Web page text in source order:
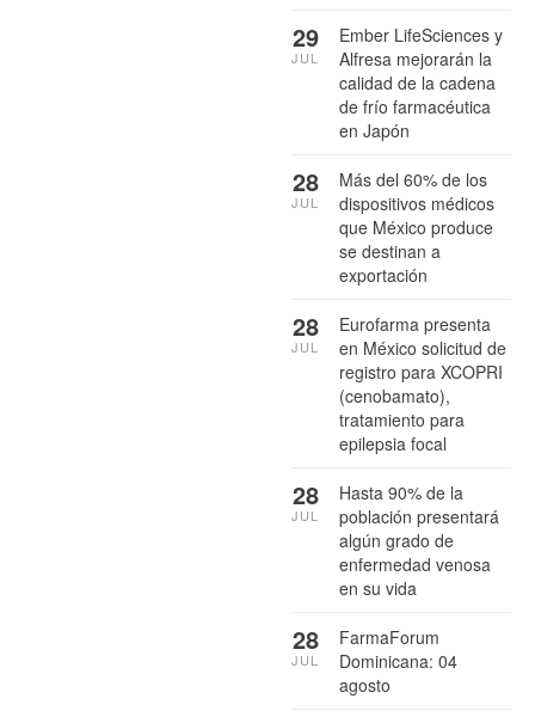
Ember LifeSciences y
Alfresa mejorarán la
calidad de la cadena
de frío farmacéutica
en Japón
29
JUL
Más del 60% de los
dispositivos médicos
que México produce
se destinan a
exportación
28
JUL
Eurofarma presenta
en México solicitud de
registro para XCOPRI
(cenobamato),
tratamiento para
epilepsia focal
28
JUL
Hasta 90% de la
población presentará
algún grado de
enfermedad venosa
en su vida
28
JUL
FarmaForum
Dominicana: 04
agosto
28
JUL